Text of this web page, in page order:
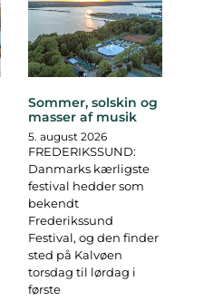
Sommer, solskin og
masser af musik
5. august 2026
FREDERIKSSUND:
Danmarks kærligste
festival hedder som
bekendt
Frederikssund
Festival, og den finder
sted på Kalvøen
torsdag til lørdag i
første